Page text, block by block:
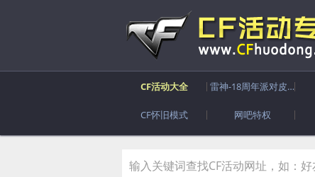
CF活动大全 雷神-18周年派对皮肤
CF怀旧模式 网吧特权